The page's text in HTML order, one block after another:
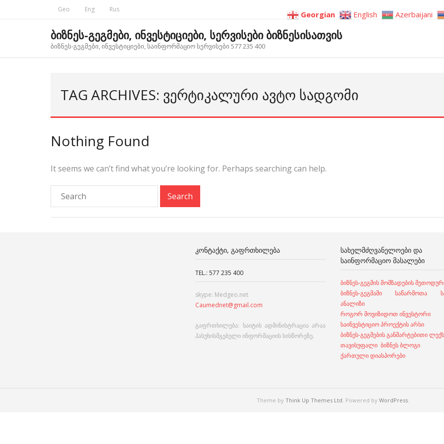
Geo Eng Rus
ბიზნეს-გეგმები, ინვესტიციები, სერვისები ბიზნესისათვის
ბიზნეს-გეგმები, ინვესტიციები, საინფორმაციო სერვისები 577 235 400
TAG ARCHIVES: ᲕᲔᲠᲢᲘᲙᲐᲚᲣᲠᲘ ᲐᲕᲢᲝ ᲡᲐᲓᲒᲝᲛᲘ
Nothing Found
It seems we can’t find what you’re looking for. Perhaps searching can help.
ᲙᲝᲜᲢᲐᲥᲢᲘ, ᲒᲐᲤᲠᲗᲮᲘᲚᲔᲑᲐ
TEL.: 577 235 400
skype: Medgeo.net
Caumednet@gmail.com
გაფრთხილება: საიტის ადმინისტრაცია არაა
პასუხისმგებელი ინფორმაციის სისწორეზე.
ᲡᲐᲮᲔᲚᲛᲫᲦᲕᲐᲜᲔᲚᲝᲔᲑᲘ ᲓᲐ
ᲡᲐᲘᲜᲤᲝᲠᲛᲐᲪᲘᲝ ᲛᲐᲡᲐᲚᲔᲑᲘ
ბიზნეს-გეგმის მომზადების
ბიზნეს-გეგმაში საწარმოთა
ანალიზი
როგორ მოვიზიდოთ ინვესტორი
საინვესტიციო პროექტის არსი
ბიზნეს-გეგმების განმარტებითი
თავისუფალი ბიზნეს ბლოგი
ქართული დიასპორები
Theme by Think Up Themes Ltd. Powered by WordPress.
Georgian English Azerbaijani